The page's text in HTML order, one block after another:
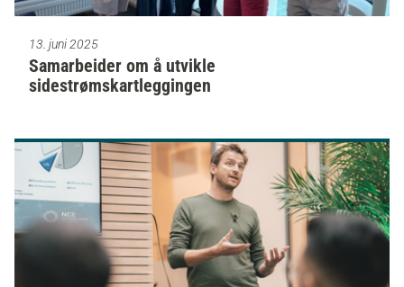
13. juni 2025
Samarbeider om å utvikle
sidestrømskartleggingen